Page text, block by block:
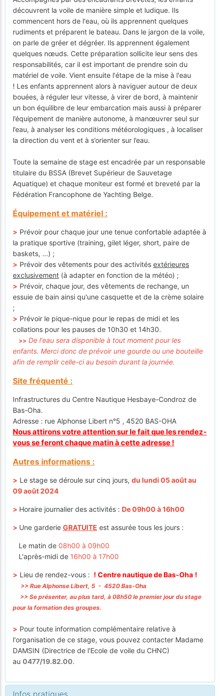
découvrent la voile de manière simple et ludique. Ils
commencent hors de l'eau, où ils apprennent quelques
rudiments et préparent le bateau. Dans le jargon de la voile,
on parle de gréer et dégréer. Ils apprennent également
quelques nœuds. Cette préparation sollicite leur sens des
responsabilités, car il est important de prendre soin du
matériel de voile. Vient ensuite l'étape de la mise à l'eau
! Les enfants apprennent alors à naviguer autour de deux
bouées, à réguler leur vitesse, à virer de bord, à maintenir
un bon équilibre de leur embarcation mais aussi à préparer
l’équipement de manière autonome, à manœuvrer seul sur
l’eau, à analyser les conditions météorologiques , à localiser
la direction du vent et à s’orienter sur l’eau.
Toute la semaine de stage est encadrée par un responsable
titulaire du BSSA (Brevet Supérieur de Sauvetage
Aquatique) et chaque moniteur est formé et breveté par la
Fédération Francophone de Yachting Belge.
Équipement et matériel :
> Prévoir pour chaque jour une tenue confortable adaptée à
la pratique sportive (training, gilet léger, short, paire de
baskets, ...) ;
> Prévoir des vêtements pour des activités extérieures
exclusivement (à adapter en fonction de la météo) ;
> Prévoir, chaque jour, des vêtements de rechange, un
essuie de bain ainsi qu'une casquette et de la crème solaire
;
> Prévoir le pique-nique pour le repas de midi et les
collations pour les pauses de 10h30 et 14h30.
>> De l'eau sera disponible à tout moment pour les
enfants. Merci donc de prévoir une gourde ou une bouteille
afin de remplir celle-ci au besoin durant la journée.
Site fréquenté :
Infrastructures du Centre Nautique Hesbaye-Condroz de
Bas-Oha.
Adresse : rue Alphonse Libert n°5 , 4520 BAS-OHA
Nous attirons votre attention sur le fait que les rendez-
vous se feront chaque matin à cette adresse !
Autres informations :
> Le stage se déroule sur cinq jours, du lundi 05 août au
09 août 2024
> Horaire journalier des activités : De 09h00 à 16h00
> Une garderie GRATUITE est assurée tous les jours :
Le matin de 08h00 à 09h00
L'après-midi de 16h00 à 17h00
> Lieu de rendez-vous : ! Centre nautique de Bas-Oha !
>> Rue Alphonse Libert, 5 - 4520 Bas-Oha
>> Se présenter, au plus tard, à 08h50 le premier jour du stage
pour la formation des groupes.
> Pour toute information complémentaire relative à
l'organisation de ce stage, vous pouvez contacter Madame
DAMSIN (Directrice de l'Ecole de voile du CHNC)
au 0477/19.82.00.